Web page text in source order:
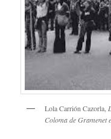
Lola Carrión Cazorla,
Coloma de Gramenet